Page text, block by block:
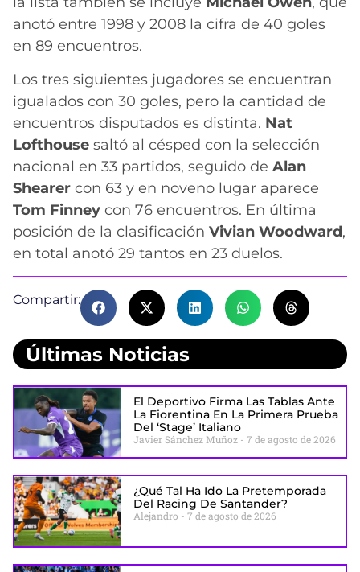
anotó entre 1998 y 2008 la cifra de 40 goles
en 89 encuentros.
Los tres siguientes jugadores se encuentran
igualados con 30 goles, pero la cantidad de
encuentros disputados es distinta. Nat
Lofthouse saltó al césped con la selección
nacional en 33 partidos, seguido de Alan
Shearer con 63 y en noveno lugar aparece
Tom Finney con 76 encuentros. En última
posición de la clasificación Vivian Woodward,
en total anotó 29 tantos en 23 duelos.
Compartir:
Últimas Noticias
El Deportivo Firma Las Tablas Ante
La Fiorentina En La Primera Prueba
Del ‘stage’ Italiano
Javier Sánchez Muñoz 7 de agosto de 2026
¿Qué Tal Ha Ido La Pretemporada
Del Racing De Santander?
Alejandro 7 de agosto de 2026